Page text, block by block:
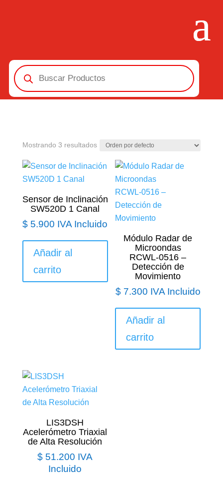
Búsqueda
de
productos
Mostrando 3 resultados
Sensor de Inclinación
SW520D 1 Canal
$ 5.900 IVA Incluido
Añadir al
carrito
Módulo Radar de
Microondas
RCWL‑0516 –
Detección de
Movimiento
$7.300 IVA Incluido
Añadir al
carrito
LIS3DSH
Acelerómetro Triaxial
de Alta Resolución
$ 51.200 IVA
Incluido